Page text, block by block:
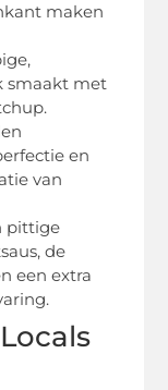
maken
smaakt met
en
van
pittige
de
een extra